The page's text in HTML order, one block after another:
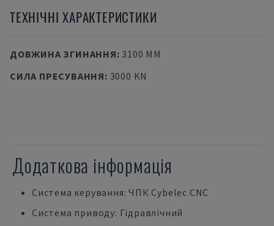
ТЕХНІЧНІ ХАРАКТЕРИСТИКИ
ДОВЖИНА ЗГИНАННЯ: 3100 MM
СИЛА ПРЕСУВАННЯ: 3000 KN
Додаткова інформація
Система керування: ЧПК Cybelec CNC
Система приводу: Гідравлічний